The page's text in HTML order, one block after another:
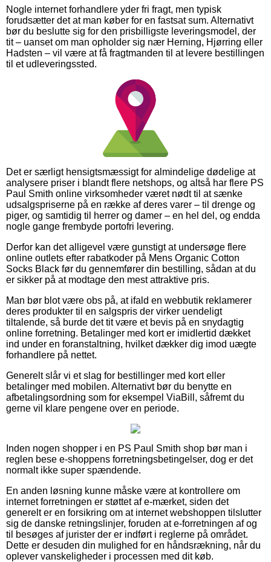
Nogle internet forhandlere yder fri fragt, men typisk
forudsætter det at man køber for en fastsat sum. Alternativt
bør du beslutte sig for den prisbilligste leveringsmodel, der
tit – uanset om man opholder sig nær Herning, Hjørring eller
Hadsten – vil være at få fragtmanden til at levere bestillingen
til et udleveringssted.
Det er særligt hensigtsmæssigt for almindelige dødelige at
analysere priser i blandt flere netshops, og altså har flere PS
Paul Smith online virksomheder været nødt til at sænke
udsalgspriserne på en række af deres varer – til drenge og
piger, og samtidig til herrer og damer – en hel del, og endda
nogle gange frembyde portofri levering.
Derfor kan det alligevel være gunstigt at undersøge flere
online outlets efter rabatkoder på Mens Organic Cotton
Socks Black før du gennemfører din bestilling, sådan at du
er sikker på at modtage den mest attraktive pris.
Man bør blot være obs på, at ifald en webbutik reklamerer
deres produkter til en salgspris der virker uendeligt
tiltalende, så burde det tit være et bevis på en snydagtig
online forretning. Betalinger med kort er imidlertid dækket
ind under en foranstaltning, hvilket dækker dig imod uægte
forhandlere på nettet.
Generelt slår vi et slag for bestillinger med kort eller
betalinger med mobilen. Alternativt bør du benytte en
afbetalingsordning som for eksempel ViaBill, såfremt du
gerne vil klare pengene over en periode.
Inden nogen shopper i en PS Paul Smith shop bør man i
reglen bese e-shoppens forretningsbetingelser, dog er det
normalt ikke super spændende.
En anden løsning kunne måske være at kontrollere om
internet forretningen er støttet af e-mærket, siden det
generelt er en forsikring om at internet webshoppen tilslutter
sig de danske retningslinjer, foruden at e-forretningen af og
til besøges af jurister der er indført i reglerne på området.
Dette er desuden din mulighed for en håndsrækning, når du
oplever vanskeligheder i processen med dit køb.